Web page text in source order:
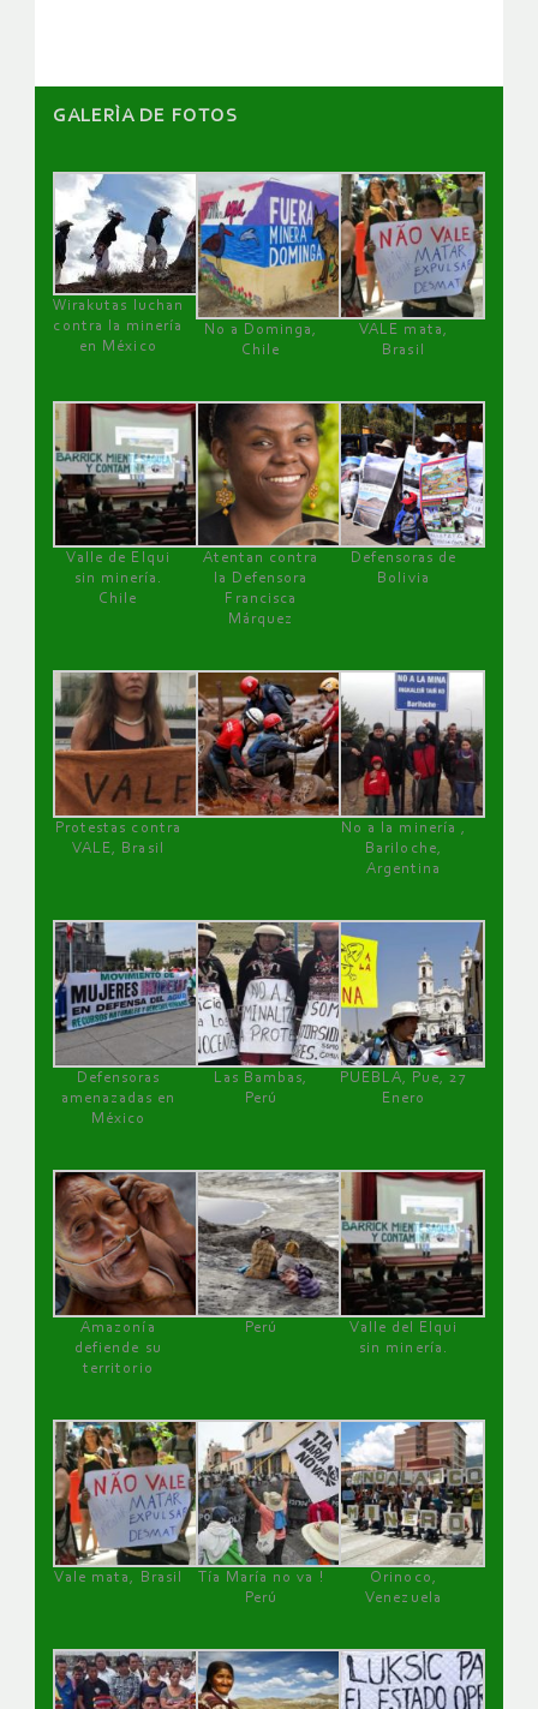
GALERÌA DE FOTOS
Wirakutas luchan
contra la minería
en México
No a Dominga,
Chile
VALE mata,
Brasil
Valle de Elqui
sin minería.
Chile
Atentan contra
la Defensora
Francisca
Márquez
Defensoras de
Bolivia
Protestas contra
VALE, Brasil
No a la minería ,
Bariloche,
Argentina
Defensoras
amenazadas en
México
Las Bambas,
Perú
PUEBLA, Pue, 27
Enero
Amazonía
defiende su
territorio
Perú
Valle del Elqui
sin minería.
Vale mata, Brasil
Tía María no va !
Perú
Orinoco,
Venezuela